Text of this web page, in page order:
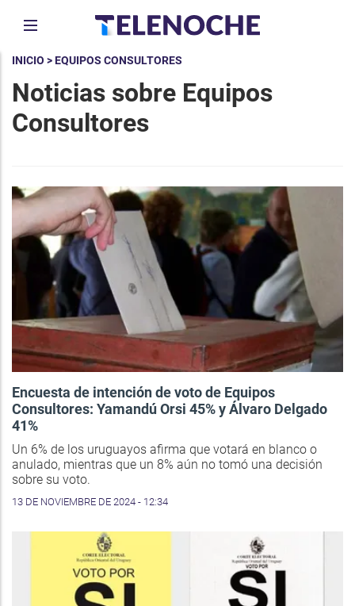
INICIO > EQUIPOS CONSULTORES
Noticias sobre Equipos
Consultores
Encuesta de intención de voto de Equipos
Consultores: Yamandú Orsi 45% y Álvaro Delgado
41%
Un 6% de los uruguayos afirma que votará en blanco o
anulado, mientras que un 8% aún no tomó una decisión
sobre su voto.
13 DE NOVIEMBRE DE 2024 - 12:34